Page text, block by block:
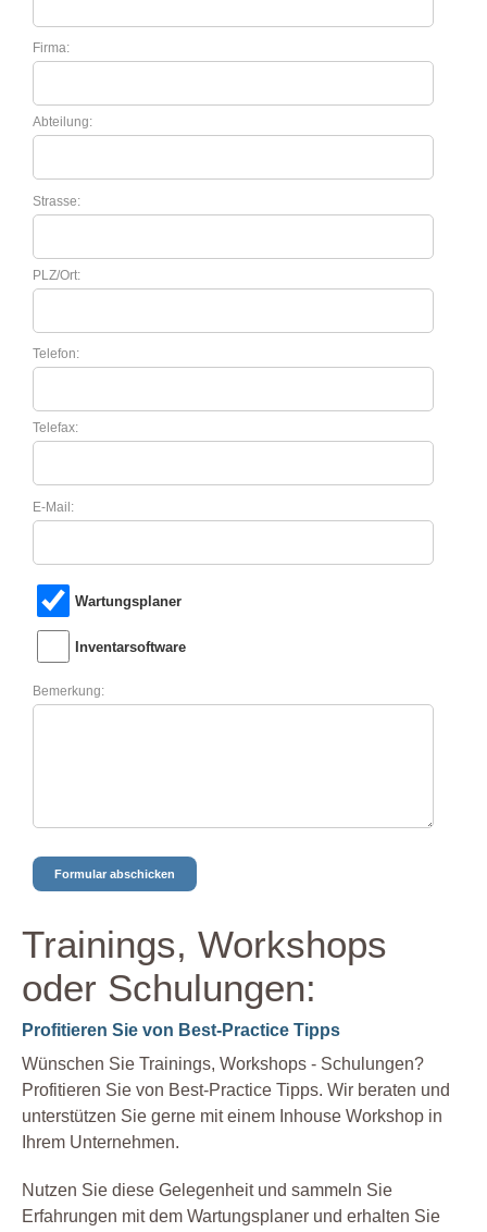
Trainings, Workshops
oder Schulungen:
Profitieren Sie von Best-Practice Tipps
Wünschen Sie Trainings, Workshops - Schulungen?
Profitieren Sie von Best-Practice Tipps. Wir beraten und
unterstützen Sie gerne mit einem Inhouse Workshop in
Ihrem Unternehmen.
Nutzen Sie diese Gelegenheit und sammeln Sie
Erfahrungen mit dem Wartungsplaner und erhalten Sie